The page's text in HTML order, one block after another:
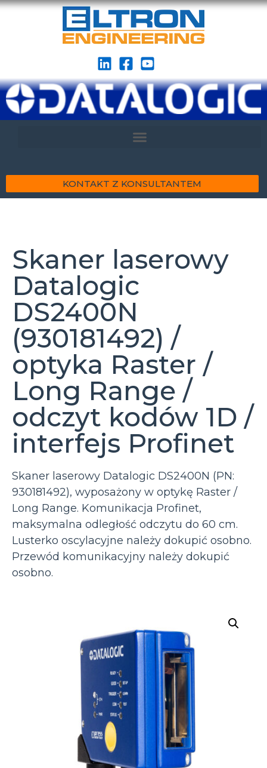
KONTAKT Z KONSULTANTEM
Skaner laserowy
Datalogic
DS2400N
(930181492) /
optyka Raster /
Long Range /
odczyt kodów 1D /
interfejs Profinet
Skaner laserowy Datalogic DS2400N (PN:
930181492), wyposażony w optykę Raster /
Long Range. Komunikacja Profinet,
maksymalna odległość odczytu do 60 cm.
Lusterko oscylacyjne należy dokupić osobno.
Przewód komunikacyjny należy dokupić
osobno.